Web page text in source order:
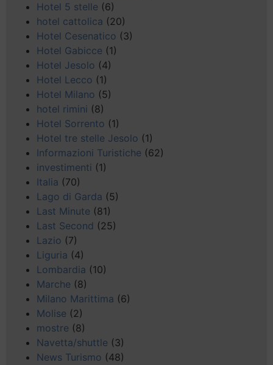
Hotel 5 stelle (6)
hotel cattolica (20)
Hotel Cesenatico (3)
Hotel Gabicce (1)
Hotel Jesolo (4)
Hotel Lecco (1)
Hotel Milano (5)
hotel rimini (8)
Hotel Sorrento (1)
Hotel tre stelle Jesolo (1)
Informazioni Turistiche (62)
investimenti (1)
Italia (70)
Lago di Garda (5)
Last Minute (81)
Last Second (25)
Lazio (7)
Liguria (4)
Lombardia (10)
Marche (8)
Milano Marittima (6)
Molise (2)
mostre (8)
Navetta/shuttle (3)
News Turismo (48)